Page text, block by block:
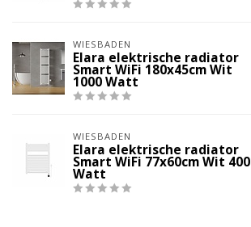
WIESBADEN
Elara elektrische radiator
Smart WiFi 180x45cm Wit
1000 Watt
WIESBADEN
Elara elektrische radiator
Smart WiFi 77x60cm Wit 400
Watt